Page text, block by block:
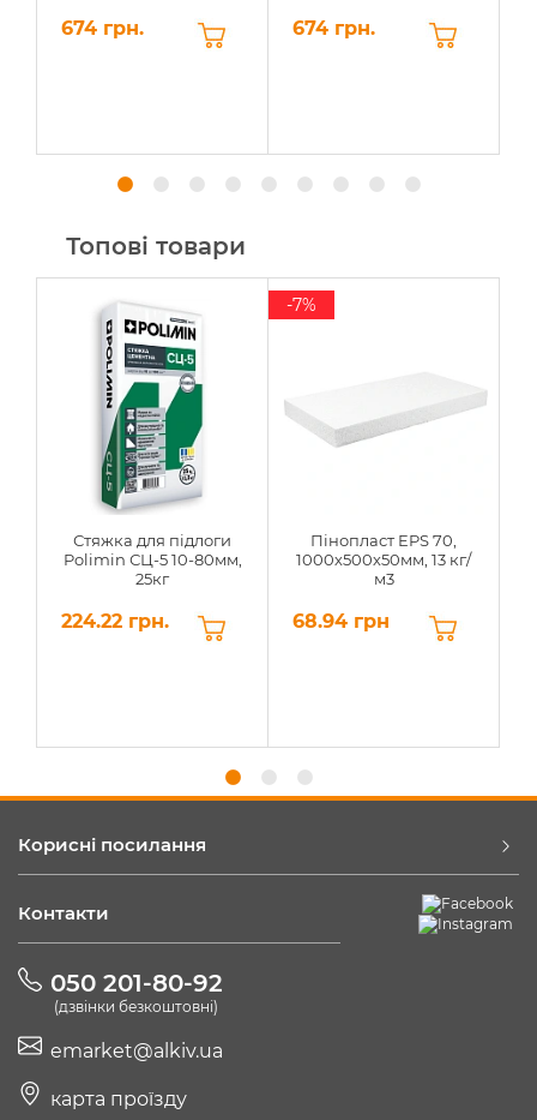
674 грн. 674 грн.
Топові товари
Стяжка для підлоги
Polimin СЦ-5 10-80мм,
25кг
224.22 грн.
Пінопласт EPS 70,
1000х500х50мм, 13 кг/
м3
68.94 грн
-7%
Корисні посилання
Контакти
050 201-80-92
(дзвінки безкоштовні)
emarket@alkiv.ua
карта проїзду